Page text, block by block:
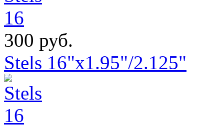
300 руб.
Stels 16"x1.95"/2.125"